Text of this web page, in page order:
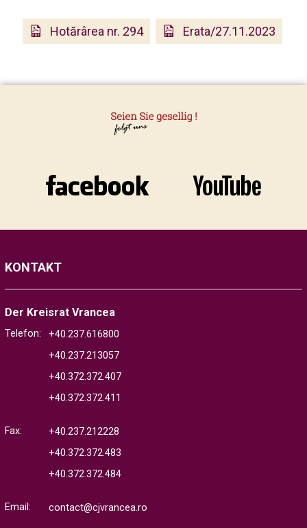
Hotărârea nr. 294 Erata/27.11.2023
KONTAKT
Der Kreisrat Vrancea
Telefon:
+40.237.616800
+40.237.213057
+40.372.372.407
+40.372.372.411
Fax:
+40.237.212228
+40.372.372.483
+40.372.372.484
Email: contact@cjvrancea.ro